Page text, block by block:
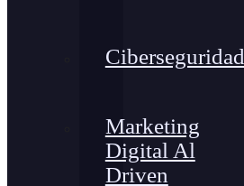
Ciberseguridad
Marketing
Digital Al
Driven